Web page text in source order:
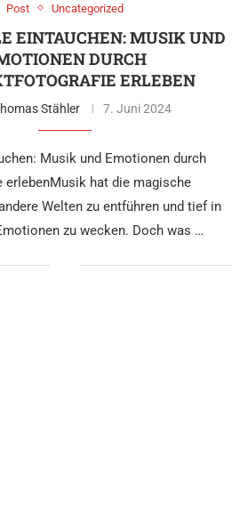
Post Uncategorized
EINTAUCHEN: MUSIK UND
DURCH
ERLEBEN
Stähler 7. Juni 2024
Musik und Emotionen durch
erlebenMusik hat die magische
Welten zu entführen und tief in
zu wecken. Doch was …